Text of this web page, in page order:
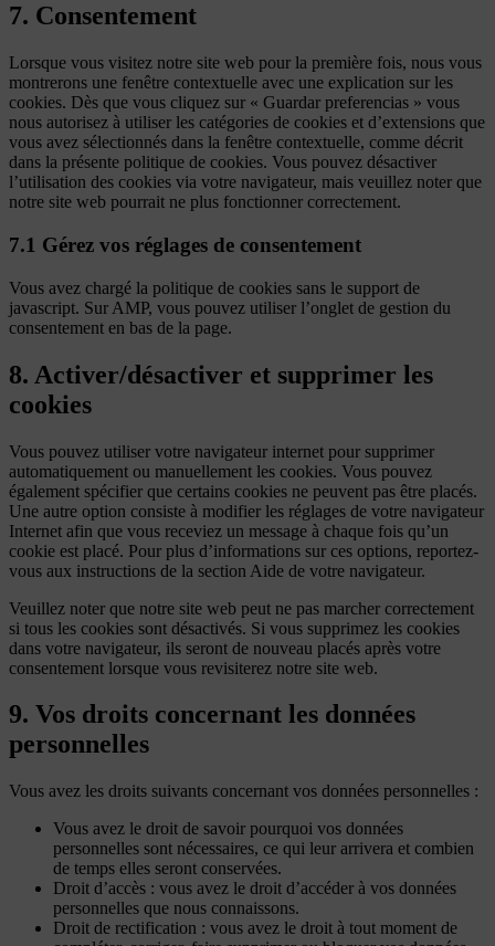
7. Consentement
Lorsque vous visitez notre site web pour la première fois, nous vous
montrerons une fenêtre contextuelle avec une explication sur les
cookies. Dès que vous cliquez sur « Guardar preferencias » vous
nous autorisez à utiliser les catégories de cookies et d’extensions que
vous avez sélectionnés dans la fenêtre contextuelle, comme décrit
dans la présente politique de cookies. Vous pouvez désactiver
l’utilisation des cookies via votre navigateur, mais veuillez noter que
notre site web pourrait ne plus fonctionner correctement.
7.1 Gérez vos réglages de consentement
Vous avez chargé la politique de cookies sans le support de
javascript. Sur AMP, vous pouvez utiliser l’onglet de gestion du
consentement en bas de la page.
8. Activer/désactiver et supprimer les
cookies
Vous pouvez utiliser votre navigateur internet pour supprimer
automatiquement ou manuellement les cookies. Vous pouvez
également spécifier que certains cookies ne peuvent pas être placés.
Une autre option consiste à modifier les réglages de votre navigateur
Internet afin que vous receviez un message à chaque fois qu’un
cookie est placé. Pour plus d’informations sur ces options, reportez-
vous aux instructions de la section Aide de votre navigateur.
Veuillez noter que notre site web peut ne pas marcher correctement
si tous les cookies sont désactivés. Si vous supprimez les cookies
dans votre navigateur, ils seront de nouveau placés après votre
consentement lorsque vous revisiterez notre site web.
9. Vos droits concernant les données
personnelles
Vous avez les droits suivants concernant vos données personnelles :
Vous avez le droit de savoir pourquoi vos données
personnelles sont nécessaires, ce qui leur arrivera et combien
de temps elles seront conservées.
Droit d’accès : vous avez le droit d’accéder à vos données
personnelles que nous connaissons.
Droit de rectification : vous avez le droit à tout moment de